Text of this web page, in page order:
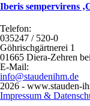
Iberis sempervirens
Telefon:
035247 / 520-0
Göhrischgärtnerei 1
01665 Diera-Zehren
E-Mail:
info@staudenihm.de
2026 - www.stauden-
Impressum &